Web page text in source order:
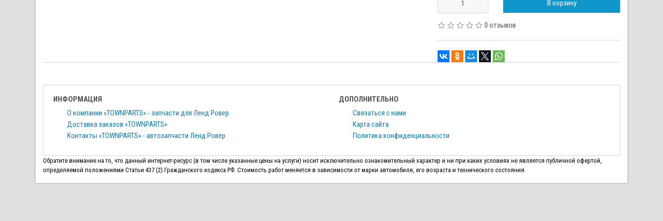
В корзину
0 отзывов
ИНФОРМАЦИЯ
О компании «TOWNPARTS» - запчасти для Ленд Ровер
Доставка заказов «TOWNPARTS»
Контакты «TOWNPARTS» - автозапчасти Ленд Ровер
ДОПОЛНИТЕЛЬНО
Связаться с нами
Карта сайта
Политика конфиденциальности
Обратите внимание на то, что данный интернет-ресурс (в том числе указанные цены на услуги) носит исключительно ознакомительный характер и ни при каких условиях не является публичной офертой,
определяемой положениями Статьи 437 (2) Гражданского кодекса РФ. Стоимость работ меняется в зависимости от марки автомобиля, его возраста и технического состояния.